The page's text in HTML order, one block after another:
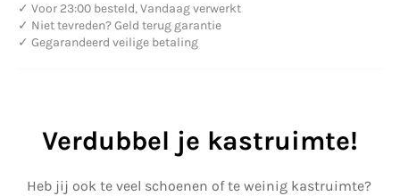
✓ Voor 23:00 besteld, Vandaag verwerkt
✓ Niet tevreden? Geld terug garantie
✓ Gegarandeerd veilige betaling
Verdubbel je kastruimte!
Heb jij ook te veel schoenen of te weinig kastruimte?